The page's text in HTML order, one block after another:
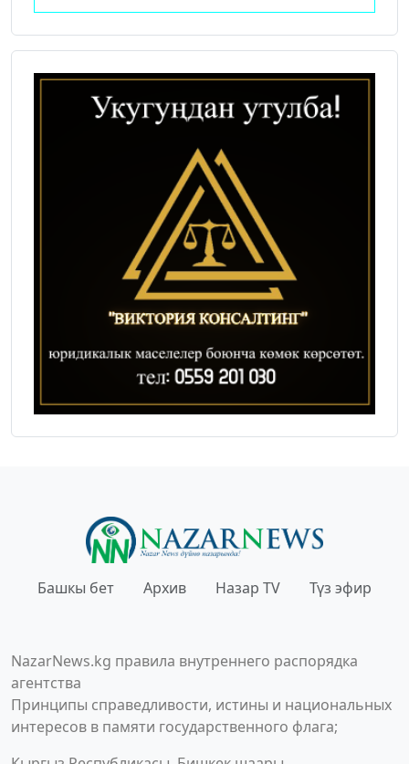
Башкы бет Архив Назар TV Түз эфир
NazarNews.kg правила внутреннего распорядка
агентства
Принципы справедливости, истины и национальных
интересов в памяти государственного флага;